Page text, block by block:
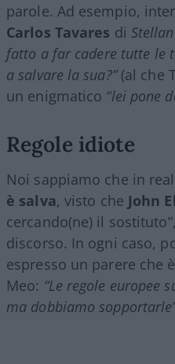
parole. Ad esempio,
Carlos Tavares di
fatto a far cadere tutte le
a salvare la sua?”(al che
un enigmatico “lei pone
Regole idiote
Noi sappiamo che in
è salva, visto che John
cercando(ne) il
discorso. In ogni caso,
espresso un parere che
Meo: “Le regole europee
ma dobbiamo